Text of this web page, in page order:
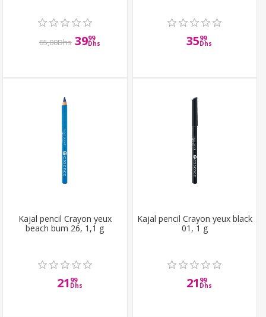
65,00Dhs 3999
Dhs 3599
Dhs
Kajal pencil Crayon yeux
beach bum 26, 1,1 g
21 99
Dhs
Kajal pencil Crayon yeux black
01, 1 g
21 99
Dhs